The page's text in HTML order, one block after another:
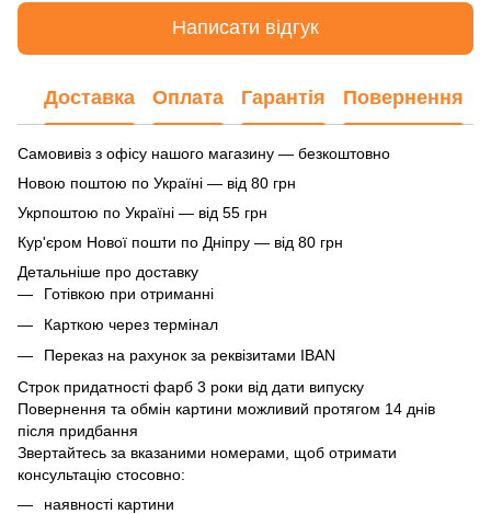
Написати відгук
Доставка Оплата Гарантія Повернення
Самовивіз з офісу нашого магазину — безкоштовно
Новою поштою по Україні — від 80 грн
Укрпоштою по Україні — від 55 грн
Кур'єром Нової пошти по Дніпру — від 80 грн
Детальніше про доставку
Готівкою при отриманні
Карткою через термінал
Переказ на рахунок за реквізитами IBAN
Строк придатності фарб 3 роки від дати випуску
Повернення та обмін картини можливий протягом 14 днів
після придбання
Звертайтесь за вказаними номерами, щоб отримати
консультацію стосовно:
наявності картини